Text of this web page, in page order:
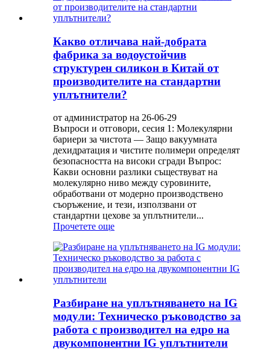
Какво отличава най-добрата
фабрика за водоустойчив
структурен силикон в Китай от
производителите на стандартни
уплътнители?
от администратор на 26-06-29
Въпроси и отговори, сесия 1: Молекулярни
бариери за чистота — Защо вакуумната
дехидратация и чистите полимери определят
безопасността на високи сгради Въпрос:
Какви основни разлики съществуват на
молекулярно ниво между суровините,
обработвани от модерно производствено
съоръжение, и тези, използвани от
стандартни цехове за уплътнители...
Прочетете още
Разбиране на уплътняването на IG
модули: Техническо ръководство за
работа с производител на едро на
двукомпонентни IG уплътнители